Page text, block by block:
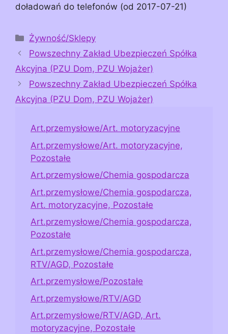
doładowań do telefonów (od 2017-07-21)
Kategorie
Żywność/Sklepy
Powszechny Zakład Ubezpieczeń Spółka
Akcyjna (PZU Dom, PZU Wojażer)
Powszechny Zakład Ubezpieczeń Spółka
Akcyjna (PZU Dom, PZU Wojażer)
Art.przemysłowe/Art. motoryzacyjne
Art.przemysłowe/Art. motoryzacyjne,
Pozostałe
Art.przemysłowe/Chemia gospodarcza
Art.przemysłowe/Chemia gospodarcza,
Art. motoryzacyjne, Pozostałe
Art.przemysłowe/Chemia gospodarcza,
Pozostałe
Art.przemysłowe/Chemia gospodarcza,
RTV/AGD, Pozostałe
Art.przemysłowe/Pozostałe
Art.przemysłowe/RTV/AGD
Art.przemysłowe/RTV/AGD, Art.
motoryzacyjne, Pozostałe